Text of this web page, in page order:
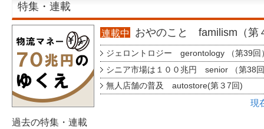
特集・連載
連載中 おやのこと familism（第
ジェロントロジー gerontology （第39回
シニア市場は１００兆円 senior （第38
無人店舗の普及 autostore(第３7回)
現
過去の特集・連載